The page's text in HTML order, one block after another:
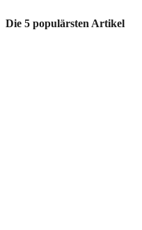
Die 5 populärsten Artikel